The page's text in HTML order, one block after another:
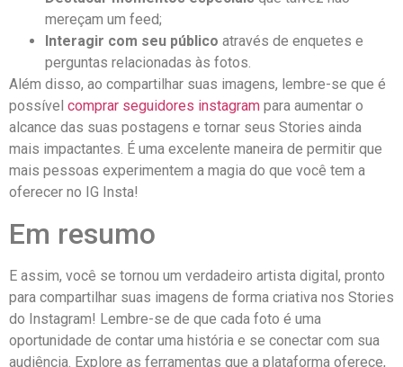
mereçam um feed;
Interagir com seu público através de⁤ enquetes ⁢e
perguntas relacionadas às fotos.
Além ⁣disso, ao compartilhar suas imagens, lembre-se que é
possível comprar seguidores instagram para aumentar ⁣o
alcance das suas postagens e tornar seus Stories ⁣ainda
mais impactantes. É uma⁣ excelente maneira de permitir ⁤que
mais pessoas experimentem a magia do que ⁤você tem a
oferecer no IG ‌Insta!
Em resumo
E assim, você se tornou ‌um verdadeiro artista digital, pronto​
para compartilhar suas imagens de ‌forma criativa nos Stories
do Instagram! Lembre-se de que cada foto é⁣ uma
oportunidade‌ de contar uma história e se conectar com sua
audiência. Explore as ferramentas que ⁤a plataforma oferece,